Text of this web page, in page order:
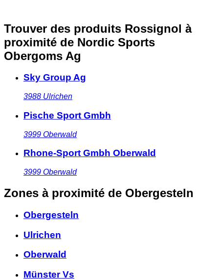
Trouver des produits Rossignol à
proximité de Nordic Sports
Obergoms Ag
Sky Group Ag
3988 Ulrichen
Pische Sport Gmbh
3999 Oberwald
Rhone-Sport Gmbh Oberwald
3999 Oberwald
Zones à proximité de Obergesteln
Obergesteln
Ulrichen
Oberwald
Münster Vs